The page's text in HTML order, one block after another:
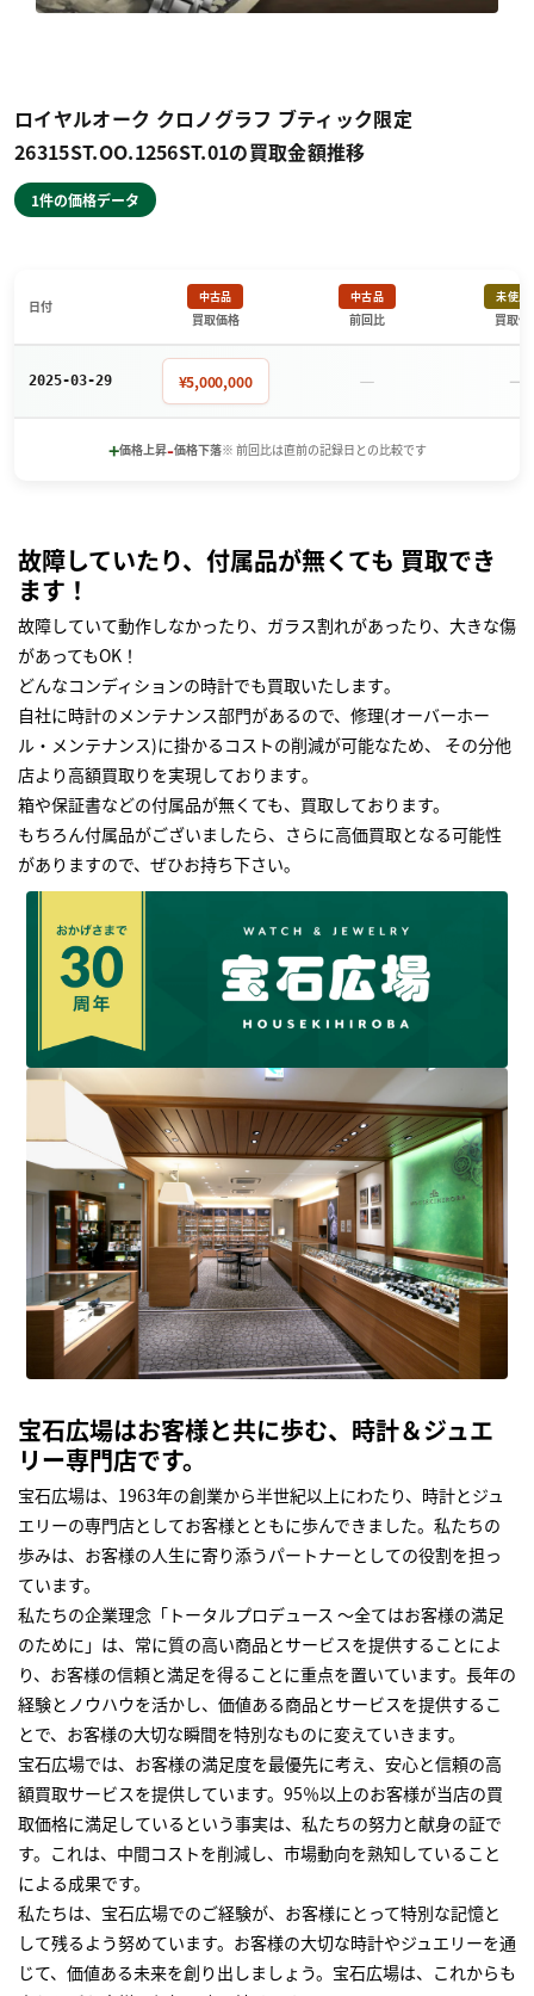
ロイヤルオーク クロノグラフ ブティック限定
26315ST.OO.1256ST.01の買取金額推移
1件の価格データ
日付
中古品
買取価格
中古品
前回比
未使用
買取価
2025-03-29 ¥5,000,000 － －
+価格上昇-価格下落※ 前回比は直前の記録日との比較です
故障していたり、付属品が無くても 買取でき
ます！
故障していて動作しなかったり、ガラス割れがあったり、大きな傷
があってもOK！
どんなコンディションの時計でも買取いたします｡
自社に時計のメンテナンス部門があるので、修理(オーバーホー
ル・メンテナンス)に掛かるコストの削減が可能なため、 その分他
店より高額買取りを実現しております｡
箱や保証書などの付属品が無くても、買取しております。
もちろん付属品がございましたら、さらに高価買取となる可能性
がありますので、ぜひお持ち下さい｡
宝石広場はお客様と共に歩む、時計＆ジュエ
リー専門店です。
宝石広場は、1963年の創業から半世紀以上にわたり、時計とジュ
エリーの専門店としてお客様とともに歩んできました。私たちの
歩みは、お客様の人生に寄り添うパートナーとしての役割を担っ
ています。
私たちの企業理念「トータルプロデュース ～全てはお客様の満足
のために」は、常に質の高い商品とサービスを提供することによ
り、お客様の信頼と満足を得ることに重点を置いています。長年の
経験とノウハウを活かし、価値ある商品とサービスを提供するこ
とで、お客様の大切な瞬間を特別なものに変えていきます。
宝石広場では、お客様の満足度を最優先に考え、安心と信頼の高
額買取サービスを提供しています。95％以上のお客様が当店の買
取価格に満足しているという事実は、私たちの努力と献身の証で
す。これは、中間コストを削減し、市場動向を熟知していること
による成果です。
私たちは、宝石広場でのご経験が、お客様にとって特別な記憶と
して残るよう努めています。お客様の大切な時計やジュエリーを通
じて、価値ある未来を創り出しましょう。宝石広場は、これからも